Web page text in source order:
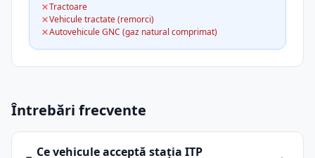
Tractoare
Vehicule tractate (remorci)
Autovehicule GNC (gaz natural comprimat)
Întrebări frecvente
Ce vehicule acceptă stația ITP